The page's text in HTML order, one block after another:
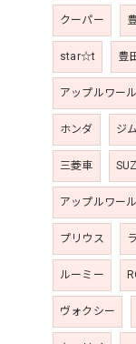
クーパー
star☆t 豊
アップルワー
ホンダ ジ
三菱車
アップルワー
プリウス
ルーミー
ヴォクシー